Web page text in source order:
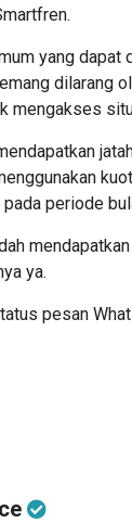
yang
dilarang
mengakses
periode
ya.
pesan